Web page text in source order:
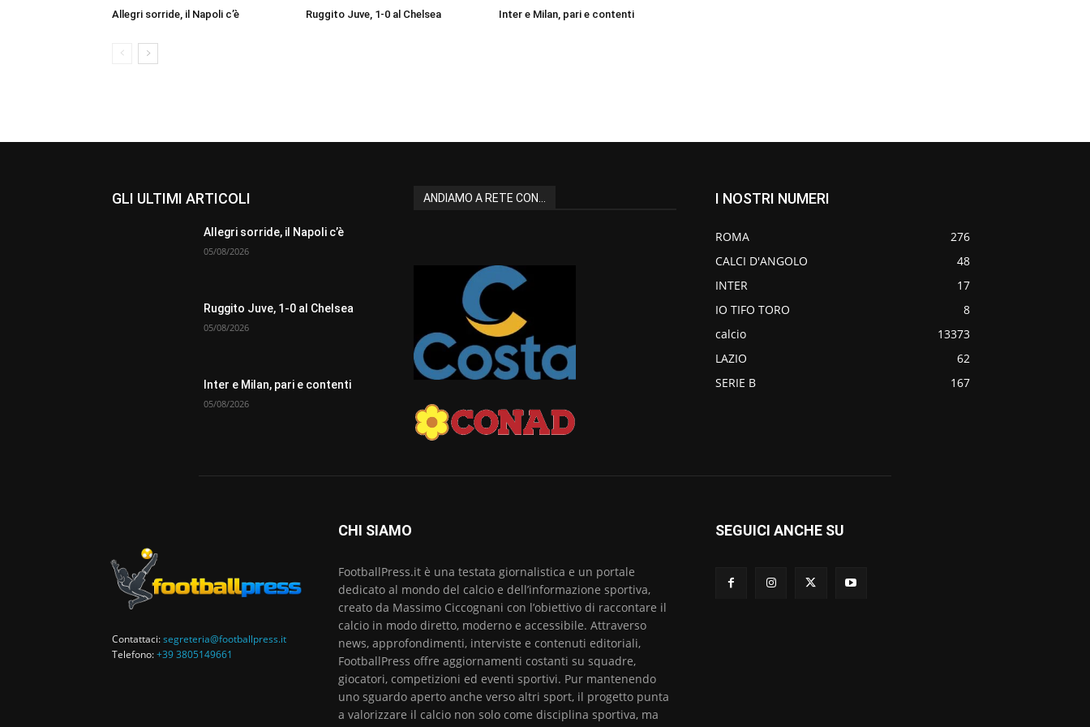
Allegri sorride, il Napoli c’è Ruggito Juve, 1-0 al Chelsea Inter e Milan, pari e contenti
GLI ULTIMI ARTICOLI
Allegri sorride, il Napoli c’è
05/08/2026
Ruggito Juve, 1-0 al Chelsea
05/08/2026
Inter e Milan, pari e contenti
05/08/2026
ANDIAMO A RETE CON... I NOSTRI NUMERI
ROMA
276
CALCI D'ANGOLO
48
INTER
17
IO TIFO TORO
8
calcio
13373
LAZIO
62
SERIE B
167
Contattaci:segreteria@footballpress.it
Telefono:+39 3805149661
CHI SIAMO
FootballPress.it è una testata giornalistica e un portale
dedicato al mondo del calcio e dell’informazione sportiva,
creato da Massimo Ciccognani con l’obiettivo di raccontare il
calcio in modo diretto, moderno e accessibile. Attraverso
news, approfondimenti, interviste e contenuti editoriali,
FootballPress offre aggiornamenti costanti su squadre,
giocatori, competizioni ed eventi sportivi. Pur mantenendo
uno sguardo aperto anche verso altri sport, il progetto punta
a valorizzare il calcio non solo come disciplina sportiva, ma
SEGUICI ANCHE SU